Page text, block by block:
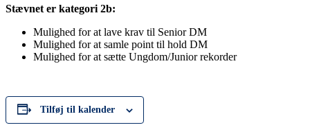
Stævnet er kategori 2b:
Mulighed for at lave krav til Senior DM
Mulighed for at samle point til hold DM
Mulighed for at sætte Ungdom/Junior rekorder
Tilføj til kalender